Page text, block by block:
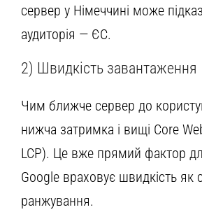
сервер у Німеччині може
аудиторія — ЄС.
2) Швидкість завантаження
Чим ближче сервер до
нижча затримка і вищі Core
LCP). Це вже прямий фактор
Google враховує швидкість як
ранжування.